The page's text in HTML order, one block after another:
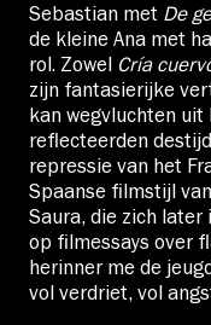
Sebastian met De
de kleine Ana met
rol. Zowel Cría
zijn fantasierijke
kan wegvluchten
reflecteerden
repressie van het
Spaanse filmstijl
Saura, die zich
op filmessays over
herinner me de
vol verdriet, vol